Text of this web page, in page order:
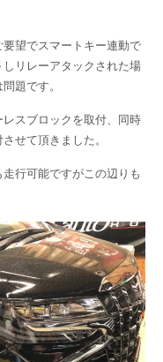
望でスマートキー連動で
リレーアタックされた場
題です。
スブロックを取付、同時
せて頂きました。
行可能ですがこの辺りも